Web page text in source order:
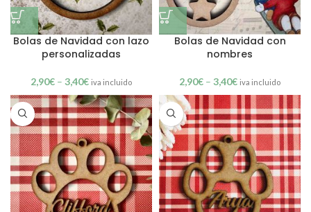
Bolas de Navidad con lazo
personalizadas
2,90€ – 3,40€ iva incluido
Bolas de Navidad con
nombres
2,90€ – 3,40€ iva incluido